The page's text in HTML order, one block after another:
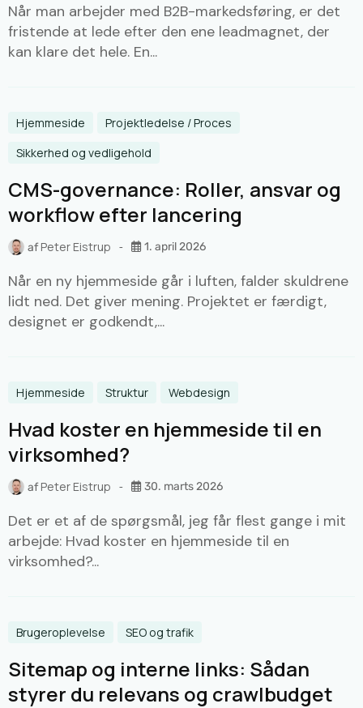
Når man arbejder med B2B-markedsføring, er det
fristende at lede efter den ene leadmagnet, der
kan klare det hele. En...
Hjemmeside
Projektledelse / Proces
Sikkerhed og vedligehold
CMS-governance: Roller, ansvar og
workflow efter lancering
afPeter Eistrup 1. april 2026
Når en ny hjemmeside går i luften, falder skuldrene
lidt ned. Det giver mening. Projektet er færdigt,
designet er godkendt,...
Hjemmeside Struktur Webdesign
Hvad koster en hjemmeside til en
virksomhed?
afPeter Eistrup 30. marts 2026
Det er et af de spørgsmål, jeg får flest gange i mit
arbejde: Hvad koster en hjemmeside til en
virksomhed?...
Brugeroplevelse SEO og trafik
Sitemap og interne links: Sådan
styrer du relevans og crawlbudget